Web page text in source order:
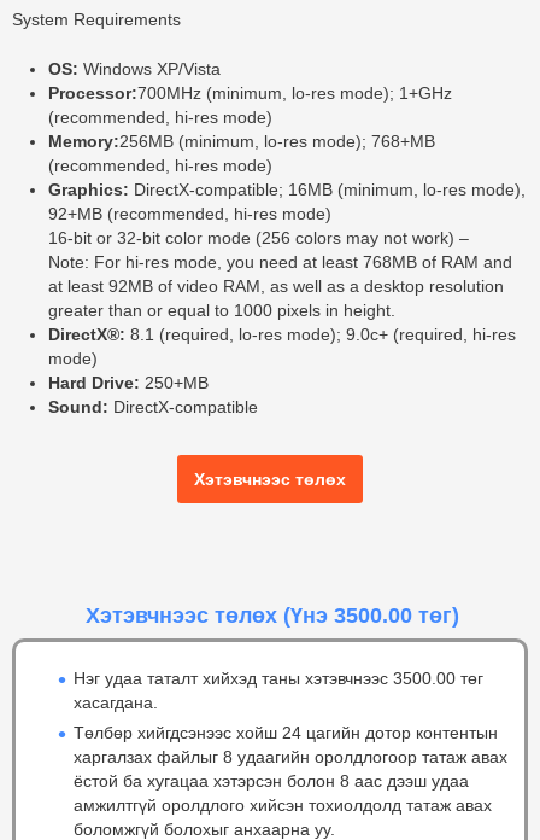
System Requirements
OS: Windows XP/Vista
Processor:700MHz (minimum, lo-res mode); 1+GHz
(recommended, hi-res mode)
Memory:256MB (minimum, lo-res mode); 768+MB
(recommended, hi-res mode)
Graphics: DirectX-compatible; 16MB (minimum, lo-res mode),
92+MB (recommended, hi-res mode)
16-bit or 32-bit color mode (256 colors may not work) –
Note: For hi-res mode, you need at least 768MB of RAM and
at least 92MB of video RAM, as well as a desktop resolution
greater than or equal to 1000 pixels in height.
DirectX®: 8.1 (required, lo-res mode); 9.0c+ (required, hi-res
mode)
Hard Drive: 250+MB
Sound: DirectX-compatible
Хэтэвчнээс төлөх
Хэтэвчнээс төлөх (Үнэ 3500.00 төг)
Нэг удаа таталт хийхэд таны хэтэвчнээс 3500.00 төг
хасагдана.
Төлбөр хийгдсэнээс хойш 24 цагийн дотор контентын
харгалзах файлыг 8 удаагийн оролдлогоор татаж авах
ёстой ба хугацаа хэтэрсэн болон 8 аас дээш удаа
амжилтгүй оролдлого хийсэн тохиолдолд татаж авах
боломжгүй болохыг анхаарна уу.